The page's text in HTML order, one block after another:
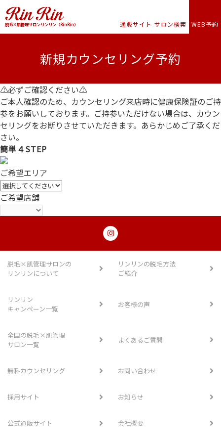
脱毛×肌管理サロンリンリン（RinRin） 通販サイト サロン検索 WEB予約
新規カウンセリング予約
⚠必ずご確認ください⚠
ご本人確認のため、 カウンセリング来店時に健康保険証のご持
参をお願いしております。ご持参いただけない場合は、カウン
セリングをお断りさせていただきます。あらかじめご了承くだ
さい。
簡単４STEP
ご希望エリア
ご希望店舗
脱毛×肌管理サロンの
リンリンについて
リンリンの脱毛方法
ご紹介
リンリン
キャンペーン一覧
お客様の声
全国の脱毛×肌管理
サロン一覧
よくあるご質問
無料カウンセリング お問い合わせ
採用サイト お知らせ
公式通販サイト 会社概要